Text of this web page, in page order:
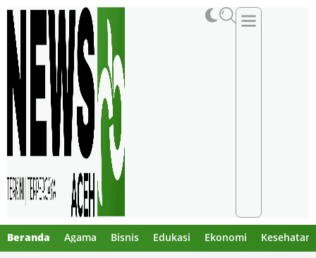
Beranda Agama Bisnis Edukasi Ekonomi Kesehatan